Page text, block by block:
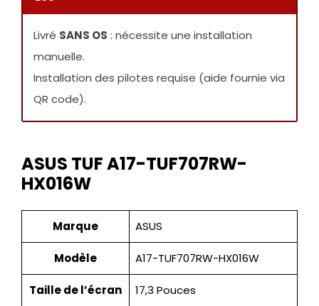
Livré SANS OS : nécessite une installation
manuelle.
Installation des pilotes requise (aide fournie via
QR code).
ASUS TUF A17-TUF707RW-
HX016W
Marque ASUS
Modèle A17-TUF707RW-HX016W
Taille de l’écran 17,3 Pouces